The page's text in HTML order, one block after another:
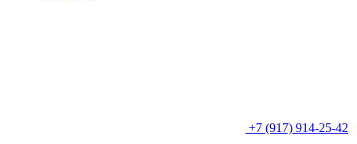
+7 (917) 914-25-42